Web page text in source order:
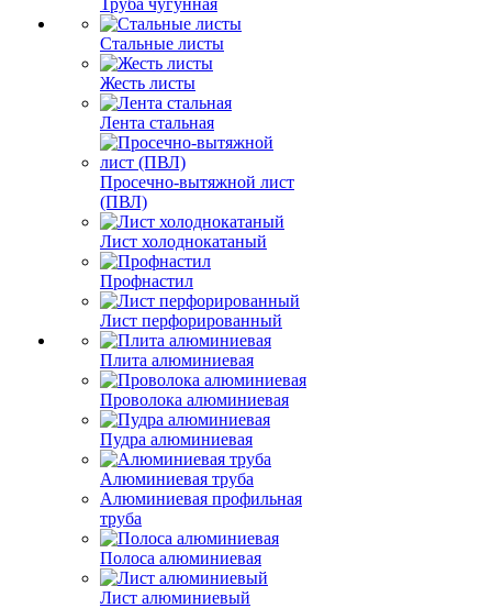
Труба чугунная
Стальные листы
Жесть листы
Лента стальная
Просечно-вытяжной лист
(ПВЛ)
Лист холоднокатаный
Профнастил
Лист перфорированный
Плита алюминиевая
Проволока алюминиевая
Пудра алюминиевая
Алюминиевая труба
Алюминиевая профильная
труба
Полоса алюминиевая
Лист алюминиевый